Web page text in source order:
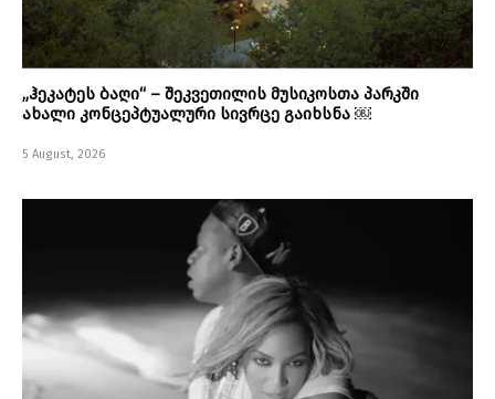
„ჰეკატეს ბაღი“ – შეკვეთილის მუსიკოსთა პარკში
ახალი კონცეპტუალური სივრცე გაიხსნა ￼
5 August, 2026